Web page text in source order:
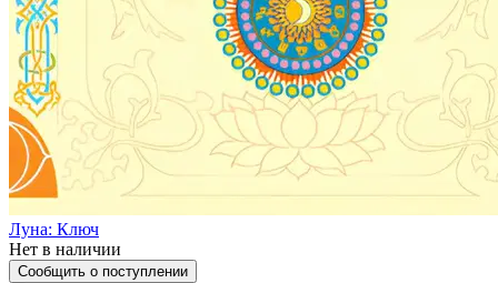
Луна: Ключ
Нет в наличии
Сообщить о поступлении